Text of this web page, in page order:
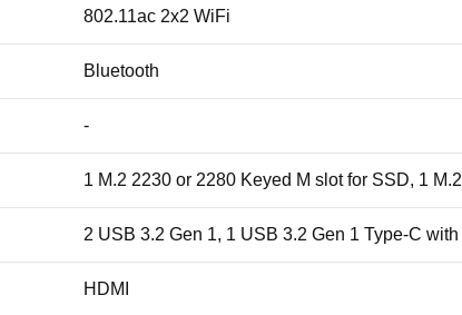
802.11ac 2x2 WiFi
Bluetooth
-
1 M.2 2230 or 2280 Keyed M slot for SSD, 1
2 USB 3.2 Gen 1, 1 USB 3.2 Gen 1 Type-C
HDMI